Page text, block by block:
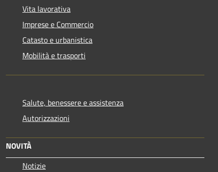
Vita lavorativa
Imprese e Commercio
Catasto e urbanistica
Mobilità e trasporti
Salute, benessere e assistenza
Autorizzazioni
NOVITÀ
Notizie